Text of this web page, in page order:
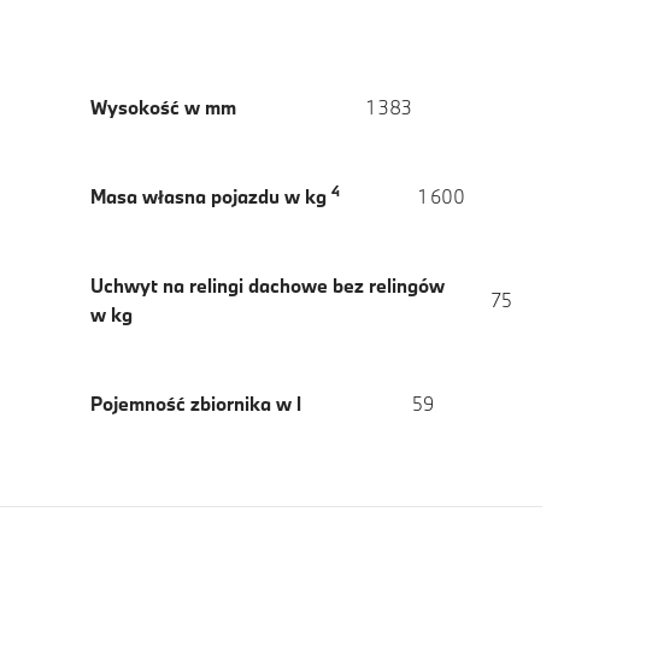
Wysokość w mm 1 383
Masa własna pojazdu w kg 4 1 600
Uchwyt na relingi dachowe bez relingów
w kg
75
Pojemność zbiornika w l 59